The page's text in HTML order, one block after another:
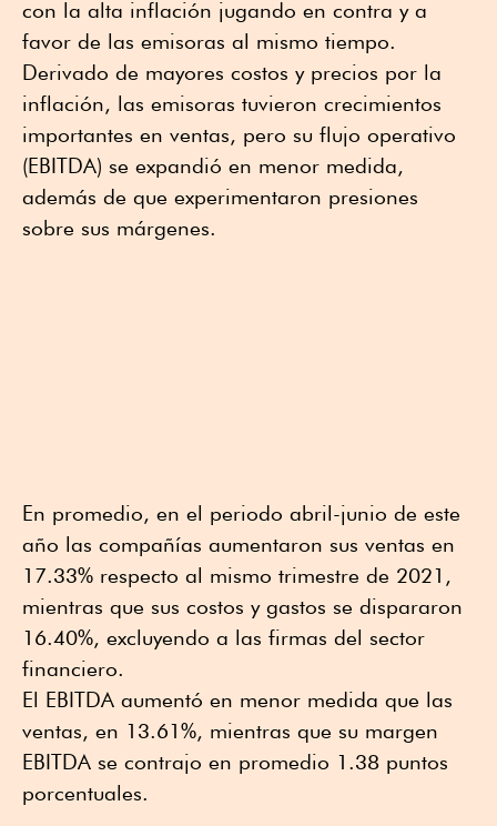
con la alta inflación jugando en contra y a
favor de las emisoras al mismo tiempo.
Derivado de mayores costos y precios por la
inflación, las emisoras tuvieron crecimientos
importantes en ventas, pero su flujo operativo
(EBITDA) se expandió en menor medida,
además de que experimentaron presiones
sobre sus márgenes.
En promedio, en el periodo abril-junio de este
año las compañías aumentaron sus ventas en
17.33% respecto al mismo trimestre de 2021,
mientras que sus costos y gastos se dispararon
16.40%, excluyendo a las firmas del sector
financiero.
El EBITDA aumentó en menor medida que las
ventas, en 13.61%, mientras que su margen
EBITDA se contrajo en promedio 1.38 puntos
porcentuales.